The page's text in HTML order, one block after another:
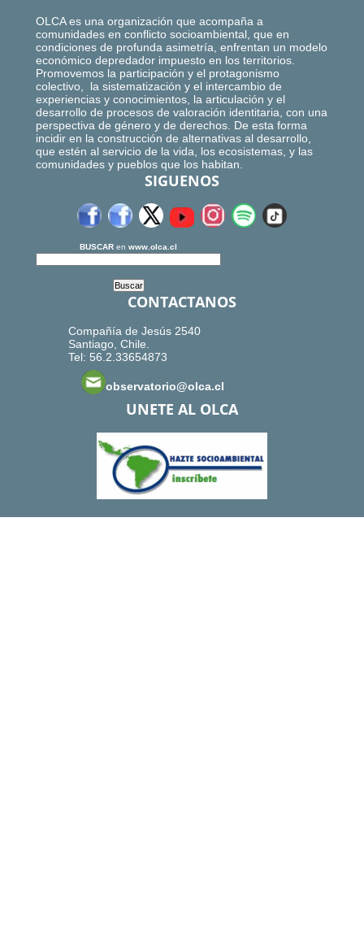
OLCA es una organización que acompaña a
comunidades en conflicto socioambiental, que en
condiciones de profunda asimetría, enfrentan un modelo
económico depredador impuesto en los territorios.
Promovemos la participación y el protagonismo
colectivo, la sistematización y el intercambio de
experiencias y conocimientos, la articulación y el
desarrollo de procesos de valoración identitaria, con una
perspectiva de género y de derechos. De esta forma
incidir en la construcción de alternativas al desarrollo,
que estén al servicio de la vida, los ecosistemas, y las
comunidades y pueblos que los habitan.
SIGUENOS
BUSCAR en www.olca.cl
CONTACTANOS
Compañía de Jesús 2540
Santiago, Chile.
Tel: 56.2.33654873
observatorio@olca.cl
UNETE AL OLCA